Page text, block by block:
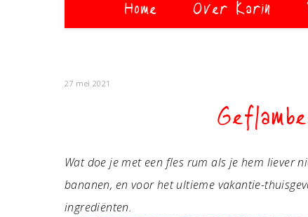
Home Over Karin
27 mei 2021
Wat doe je met een fles rum als je hem liever
bananen, en voor het ultieme vakantie-
ingrediënten.